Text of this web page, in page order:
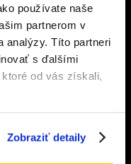
používate naše
partnerom v
analýzy. Títo partneri
s ďalšími
od vás získali,
Zobraziť detaily
pre vstup.